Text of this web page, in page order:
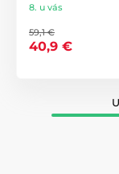
8. u vás
59,1 €
40,9 €